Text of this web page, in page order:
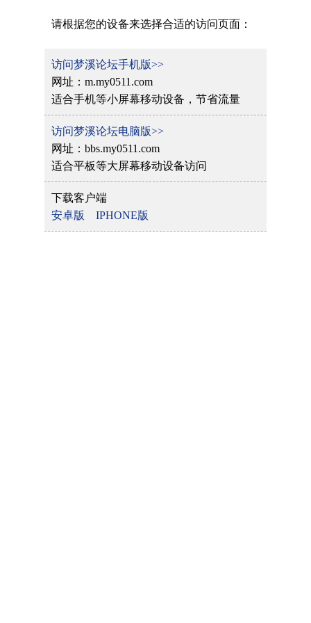
请根据您的设备来选择合适的访问页面：
访问梦溪论坛手机版>>
网址：m.my0511.com
适合手机等小屏幕移动设备，节省流量
访问梦溪论坛电脑版>>
网址：bbs.my0511.com
适合平板等大屏幕移动设备访问
下载客户端
安卓版
IPHONE版